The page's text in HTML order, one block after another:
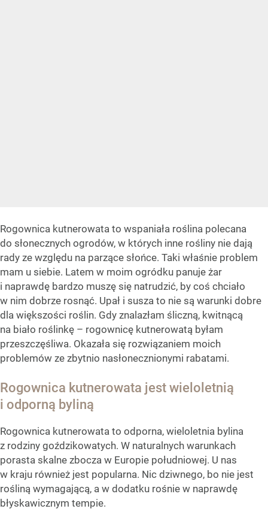
Rogownica kutnerowata to wspaniała roślina polecana
do słonecznych ogrodów, w których inne rośliny nie dają
rady ze względu na parzące słońce. Taki właśnie problem
mam u siebie. Latem w moim ogródku panuje żar
i naprawdę bardzo muszę się natrudzić, by coś chciało
w nim dobrze rosnąć. Upał i susza to nie są warunki dobre
dla większości roślin. Gdy znalazłam śliczną, kwitnącą
na biało roślinkę – rogownicę kutnerowatą byłam
przeszczęśliwa. Okazała się rozwiązaniem moich
problemów ze zbytnio nasłonecznionymi rabatami.
Rogownica kutnerowata jest wieloletnią
i odporną byliną
Rogownica kutnerowata to odporna, wieloletnia bylina
z rodziny goździkowatych. W naturalnych warunkach
porasta skalne zbocza w Europie południowej. U nas
w kraju również jest popularna. Nic dziwnego, bo nie jest
rośliną wymagającą, a w dodatku rośnie w naprawdę
błyskawicznym tempie.